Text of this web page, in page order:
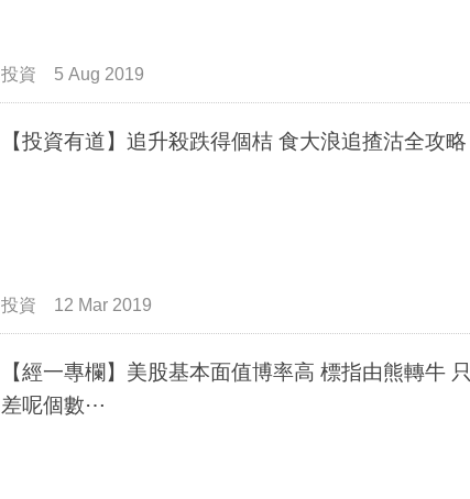
投資 5 Aug 2019
【投資有道】追升殺跌得個桔 食大浪追揸沽全攻略
投資 12 Mar 2019
【經一專欄】美股基本面值博率高 標指由熊轉牛 只
差呢個數⋯